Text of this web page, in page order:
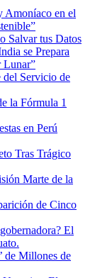
Amoníaco en el
Salvar tus Datos
se Prepara
Lunar”
Servicio de
la Fórmula 1
en Perú
Tras Trágico
Marte de la
de Cinco
El
de Millones de